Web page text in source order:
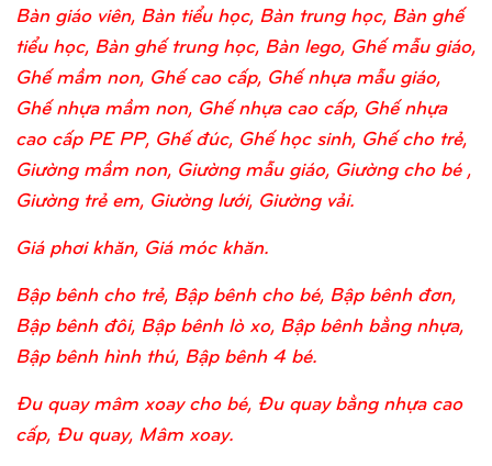
Bàn giáo viên, Bàn tiểu học, Bàn trung học, Bàn ghế
tiểu học, Bàn ghế trung học, Bàn lego, Ghế mẫu giáo,
Ghế mầm non, Ghế cao cấp, Ghế nhựa mẫu giáo,
Ghế nhựa mầm non, Ghế nhựa cao cấp, Ghế nhựa
cao cấp PE PP, Ghế đúc, Ghế học sinh, Ghế cho trẻ,
Giường mầm non, Giường mẫu giáo, Giường cho bé ,
Giường trẻ em, Giường lưới, Giường vải.
Giá phơi khăn, Giá móc khăn.
Bập bênh cho trẻ, Bập bênh cho bé, Bập bênh đơn,
Bập bênh đôi, Bập bênh lò xo, Bập bênh bằng nhựa,
Bập bênh hình thú, Bập bênh 4 bé.
Đu quay mâm xoay cho bé, Đu quay bằng nhựa cao
cấp, Đu quay, Mâm xoay.